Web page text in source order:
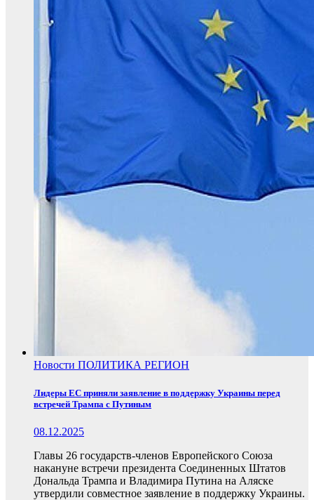
Новости ПОЛИТИКА РЕГИОН
Лидеры ЕС приняли заявление в поддержку Украины перед
встречей Трампа с Путиным
08.12.2025
Главы 26 государств-членов Европейского Союза
накануне встречи президента Соединенных Штатов
Дональда Трампа и Владимира Путина на Аляске
утвердили совместное заявление в поддержку Украины.